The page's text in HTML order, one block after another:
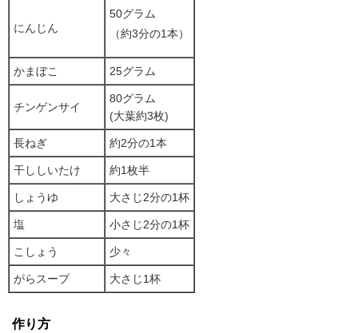
にんじん
50グラム
（約3分の1本）
かまぼこ 25グラム
チンゲンサイ
80グラム
(大葉約3枚)
長ねぎ 約2分の1本
干ししいたけ 約1枚半
しょうゆ 大さじ2分の1杯
塩 小さじ2分の1杯
こしょう 少々
がらスープ 大さじ1杯
作り方